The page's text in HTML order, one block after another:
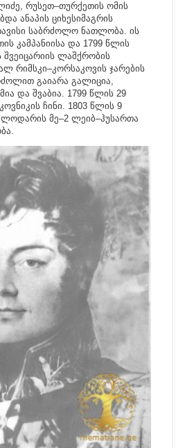
რუსეთ–თურქეთის ომის
ანაპის ციხესიმაგრის
საბრძოლო ნათლობა. ის
კამპანიისა და 1799 წლის
ლაშქრობის
რიმსკი–კორსაკოვის ჯარების
გაიარა გალიცია,
და შვაბია. 1799 წლის 29
ჩინი. 1803 წლის 9
მე–2 ლეიბ–ჰუსართა